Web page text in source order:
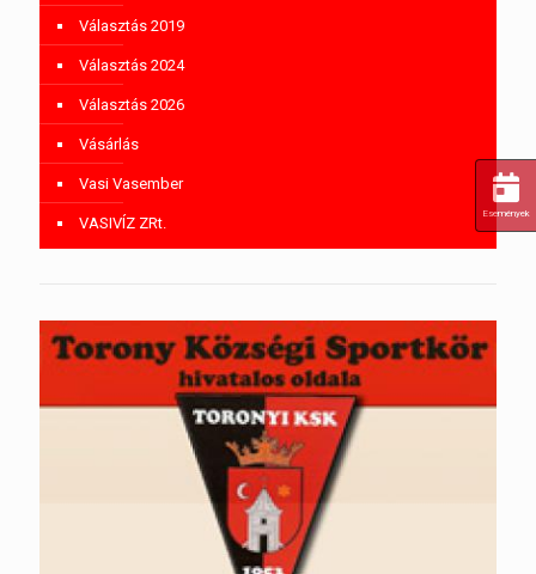
Választás 2019
Választás 2024
Választás 2026
Vásárlás
Vasi Vasember
VASIVÍZ ZRt.
Események